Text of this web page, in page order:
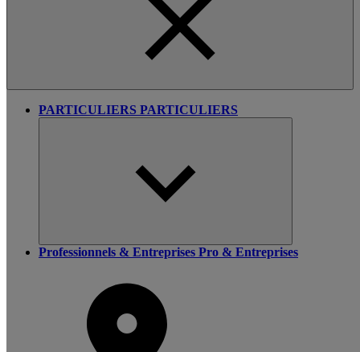
PARTICULIERS PARTICULIERS
Professionnels & Entreprises Pro & Entreprises